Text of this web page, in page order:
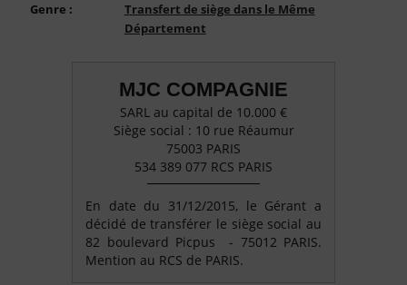
Genre :
Transfert de siège dans le Même
Département
MJC COMPAGNIE
SARL au capital de 10.000 €
Siège social : 10 rue Réaumur
75003 PARIS
534 389 077 RCS PARIS
En date du 31/12/2015, le Gérant a
décidé de transférer le siège social au
82 boulevard Picpus - 75012 PARIS.
Mention au RCS de PARIS.